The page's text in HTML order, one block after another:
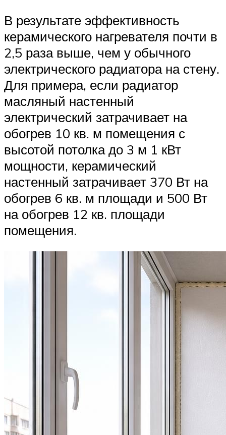
В результате эффективность
керамического нагревателя почти в
2,5 раза выше, чем у обычного
электрического радиатора на стену.
Для примера, если радиатор
масляный настенный
электрический затрачивает на
обогрев 10 кв. м помещения с
высотой потолка до 3 м 1 кВт
мощности, керамический
настенный затрачивает 370 Вт на
обогрев 6 кв. м площади и 500 Вт
на обогрев 12 кв. площади
помещения.